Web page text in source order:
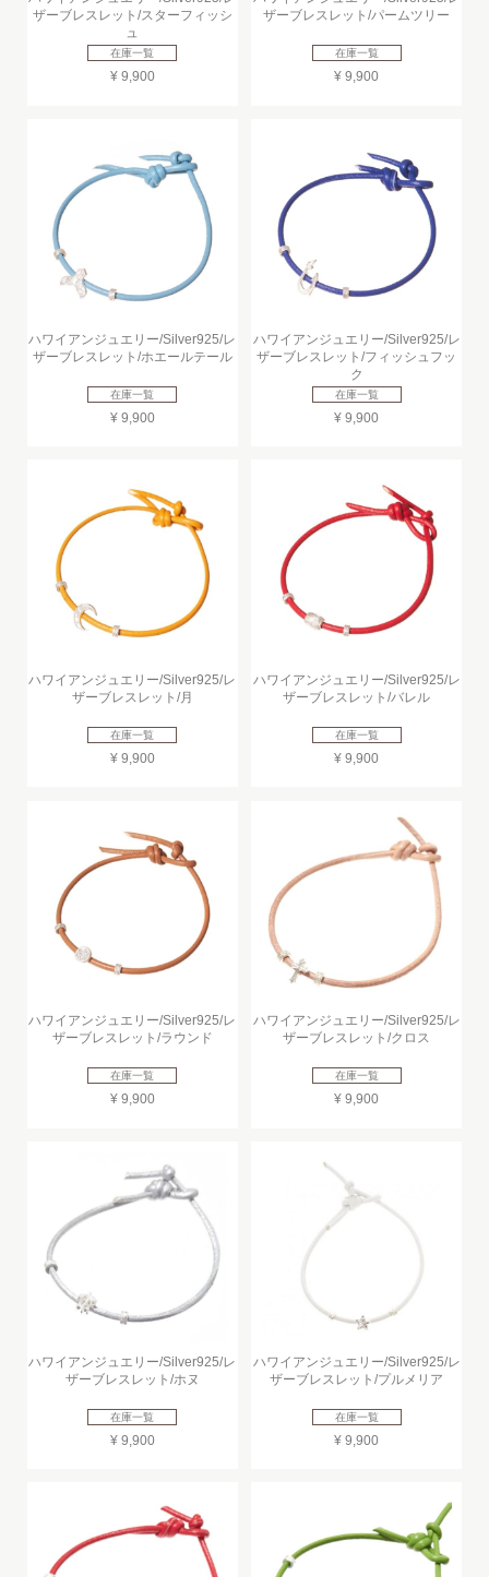
ザーブレスレット/スターフィッシ
ュ
在庫一覧
¥ 9,900
ザーブレスレット/パームツリー
在庫一覧
¥ 9,900
ハワイアンジュエリー/Silver925/レ
ザーブレスレット/ホエールテール
在庫一覧
¥ 9,900
ハワイアンジュエリー/Silver925/レ
ザーブレスレット/フィッシュフッ
ク
在庫一覧
¥ 9,900
ハワイアンジュエリー/Silver925/レ
ザーブレスレット/月
在庫一覧
¥ 9,900
ハワイアンジュエリー/Silver925/レ
ザーブレスレット/バレル
在庫一覧
¥ 9,900
ハワイアンジュエリー/Silver925/レ
ザーブレスレット/ラウンド
在庫一覧
¥ 9,900
ハワイアンジュエリー/Silver925/レ
ザーブレスレット/クロス
在庫一覧
¥ 9,900
ハワイアンジュエリー/Silver925/レ
ザーブレスレット/ホヌ
在庫一覧
¥ 9,900
ハワイアンジュエリー/Silver925/レ
ザーブレスレット/プルメリア
在庫一覧
¥ 9,900